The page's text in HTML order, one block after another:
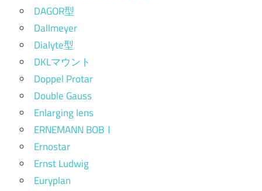
DAGOR型
Dallmeyer
Dialyte型
DKLマウント
Doppel Protar
Double Gauss
Enlarging lens
ERNEMANN BOBⅠ
Ernostar
Ernst Ludwig
Euryplan